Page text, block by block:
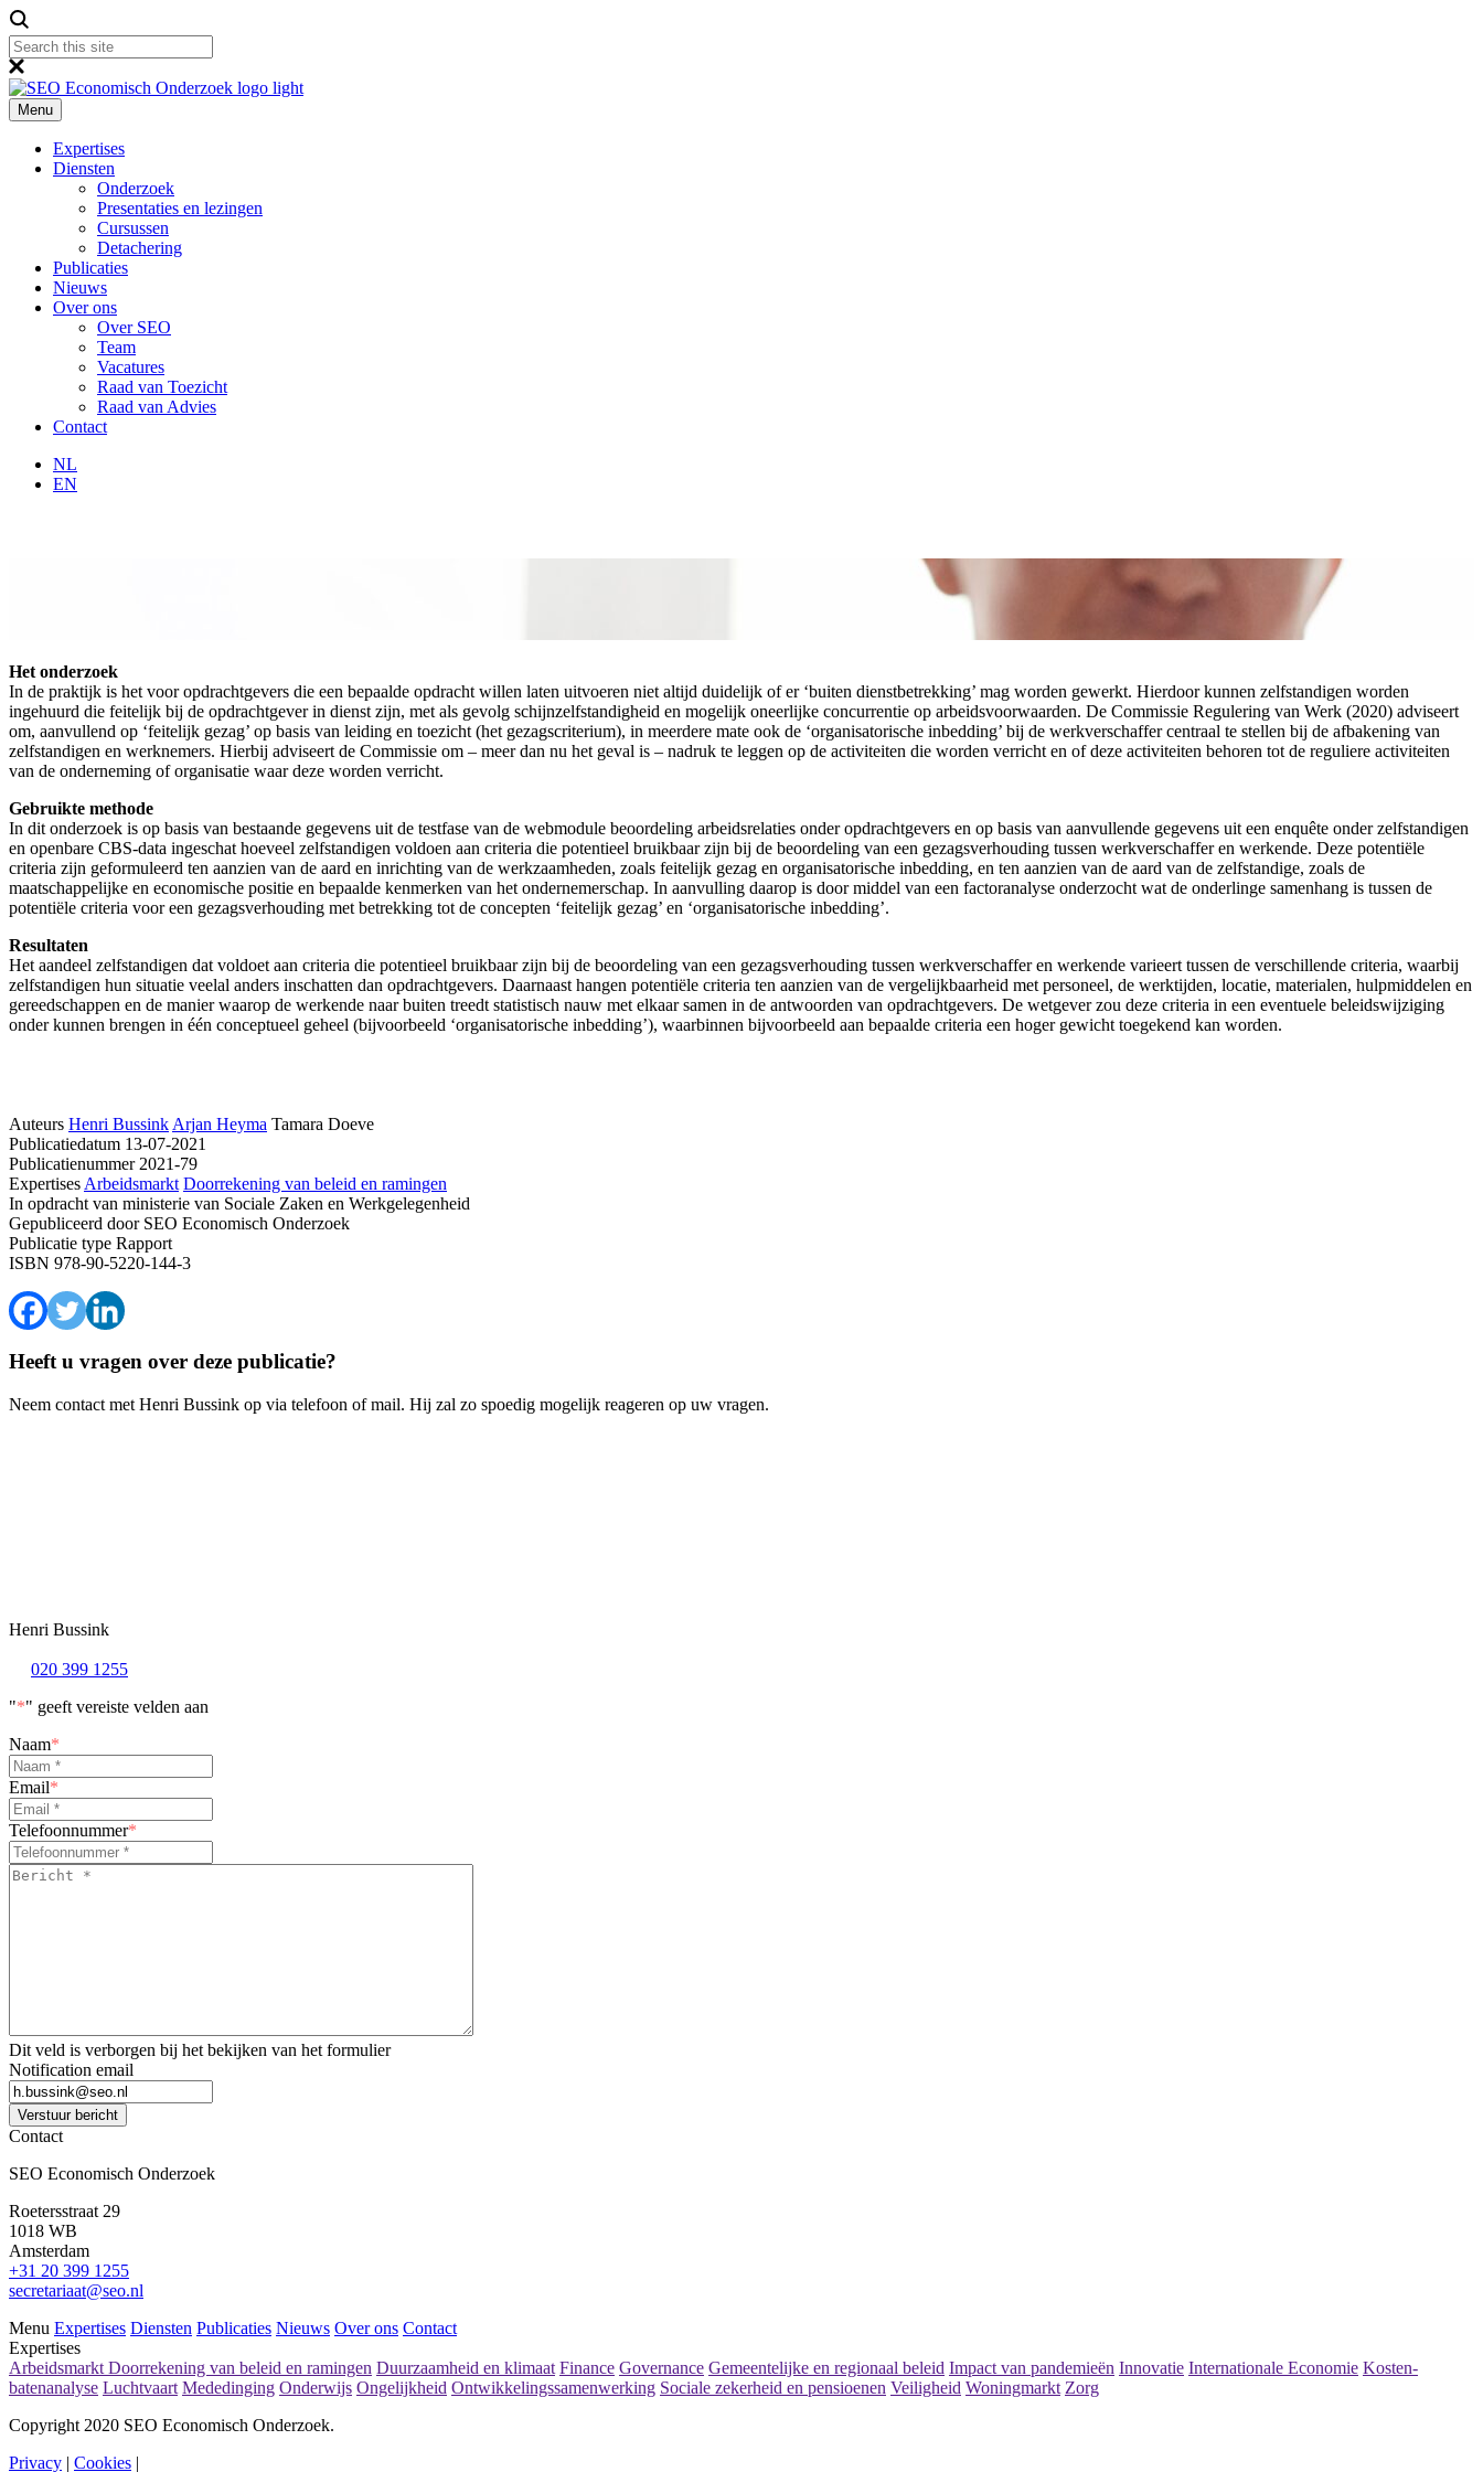
Menu
Expertises
Diensten
Onderzoek
Presentaties en lezingen
Cursussen
Detachering
Publicaties
Nieuws
Over ons
Over SEO
Team
Vacatures
Raad van Toezicht
Raad van Advies
Contact
NL
EN
Het onderzoek
In de praktijk is het voor opdrachtgevers die een bepaalde opdracht willen laten uitvoeren niet altijd duidelijk of er ‘buiten dienstbetrekking’ mag worden gewerkt. Hierdoor kunnen zelfstandigen worden
ingehuurd die feitelijk bij de opdrachtgever in dienst zijn, met als gevolg schijnzelfstandigheid en mogelijk oneerlijke concurrentie op arbeidsvoorwaarden. De Commissie Regulering van Werk (2020) adviseert
om, aanvullend op ‘feitelijk gezag’ op basis van leiding en toezicht (het gezagscriterium), in meerdere mate ook de ‘organisatorische inbedding’ bij de werkverschaffer centraal te stellen bij de afbakening van
zelfstandigen en werknemers. Hierbij adviseert de Commissie om – meer dan nu het geval is – nadruk te leggen op de activiteiten die worden verricht en of deze activiteiten behoren tot de reguliere activiteiten
van de onderneming of organisatie waar deze worden verricht.
Gebruikte methode
In dit onderzoek is op basis van bestaande gegevens uit de testfase van de webmodule beoordeling arbeidsrelaties onder opdrachtgevers en op basis van aanvullende gegevens uit een enquête onder zelfstandigen
en openbare CBS-data ingeschat hoeveel zelfstandigen voldoen aan criteria die potentieel bruikbaar zijn bij de beoordeling van een gezagsverhouding tussen werkverschaffer en werkende. Deze potentiële
criteria zijn geformuleerd ten aanzien van de aard en inrichting van de werkzaamheden, zoals feitelijk gezag en organisatorische inbedding, en ten aanzien van de aard van de zelfstandige, zoals de
maatschappelijke en economische positie en bepaalde kenmerken van het ondernemerschap. In aanvulling daarop is door middel van een factoranalyse onderzocht wat de onderlinge samenhang is tussen de
potentiële criteria voor een gezagsverhouding met betrekking tot de concepten ‘feitelijk gezag’ en ‘organisatorische inbedding’.
Resultaten
Het aandeel zelfstandigen dat voldoet aan criteria die potentieel bruikbaar zijn bij de beoordeling van een gezagsverhouding tussen werkverschaffer en werkende varieert tussen de verschillende criteria, waarbij
zelfstandigen hun situatie veelal anders inschatten dan opdrachtgevers. Daarnaast hangen potentiële criteria ten aanzien van de vergelijkbaarheid met personeel, de werktijden, locatie, materialen, hulpmiddelen en
gereedschappen en de manier waarop de werkende naar buiten treedt statistisch nauw met elkaar samen in de antwoorden van opdrachtgevers. De wetgever zou deze criteria in een eventuele beleidswijziging
onder kunnen brengen in één conceptueel geheel (bijvoorbeeld ‘organisatorische inbedding’), waarbinnen bijvoorbeeld aan bepaalde criteria een hoger gewicht toegekend kan worden.
Auteurs Henri Bussink Arjan Heyma Tamara Doeve
Publicatiedatum 13-07-2021
Publicatienummer2021-79
Expertises Arbeidsmarkt Doorrekening van beleid en ramingen
In opdracht van ministerie van Sociale Zaken en Werkgelegenheid
Gepubliceerd doorSEO Economisch Onderzoek
Publicatie type Rapport
ISBN 978-90-5220-144-3
Heeft u vragen over deze publicatie?
Neem contact met Henri Bussink op via telefoon of mail. Hij zal zo spoedig mogelijk reageren op uw vragen.
Henri Bussink
020 399 1255
"*" geeft vereiste velden aan
Naam*
Email*
Telefoonnummer*
Bericht
Dit veld is verborgen bij het bekijken van het formulier
Notification email
Verstuur bericht
Contact
SEO Economisch Onderzoek
Roetersstraat 29
1018 WB
Amsterdam
+31 20 399 1255
secretariaat@seo.nl
Menu Expertises Diensten Publicaties Nieuws Over ons Contact
Expertises
Arbeidsmarkt Doorrekening van beleid en ramingen Duurzaamheid en klimaat Finance Governance Gemeentelijke en regionaal beleid Impact van pandemieën Innovatie Internationale Economie Kosten-
batenanalyse Luchtvaart Mededinging Onderwijs Ongelijkheid Ontwikkelingssamenwerking Sociale zekerheid en pensioenen Veiligheid Woningmarkt Zorg
Copyright 2020 SEO Economisch Onderzoek.
Privacy | Cookies |